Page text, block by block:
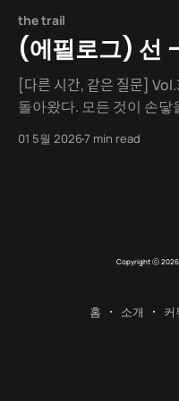
the trail
(에필로그) 선
[다른 시간, 같은
돌아왔다. 모든 것이 손닿을 거리에 있었다. 한 발짝만 걸으
출근 첫날부터 숨이 찼다.
01 5월 20267 min read
Copyright ⓒ
홈 소개 커